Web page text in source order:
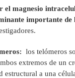
el magnesio
importante de
los telómeros
extremos de un
estructural a una